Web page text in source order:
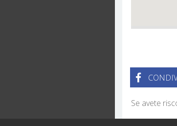
Se avete